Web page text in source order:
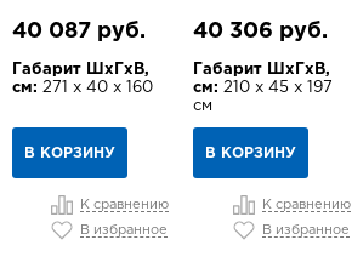
40 087 руб.
Габарит ШхГхВ,
см: 271 х 40 х 160
В КОРЗИНУ
К сравнению
В избранное
40 306 руб.
Габарит ШхГхВ,
см: 210 х 45 х 197
см
В КОРЗИНУ
К сравнению
В избранное